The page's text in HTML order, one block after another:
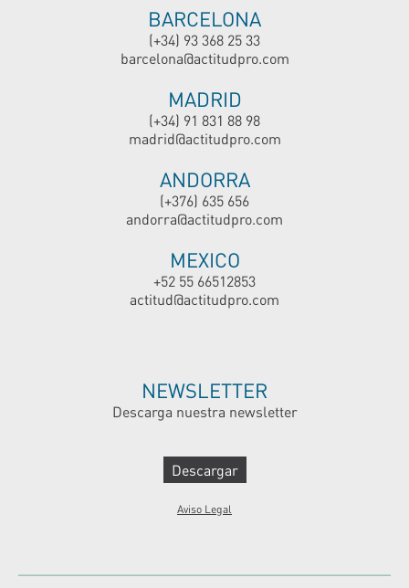
BARCELONA
(+34) 93 368 25 33
barcelona@actitudpro.com
MADRID
(+34) 91 831 88 98
madrid@actitudpro.com
ANDORRA
(+376) 635 656
andorra@actitudpro.com
MEXICO
+52 55 66512853
actitud@actitudpro.com
NEWSLETTER
Descarga nuestra newsletter
Descargar
Aviso Legal